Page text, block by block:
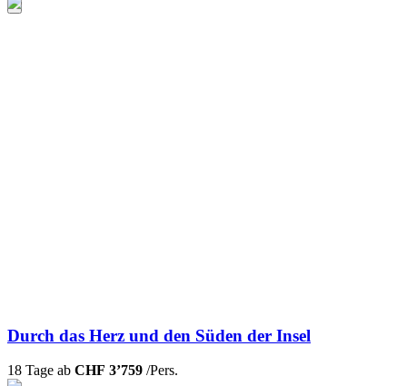
Durch das Herz und den Süden der Insel
18 Tage ab CHF 3’759 /Pers.